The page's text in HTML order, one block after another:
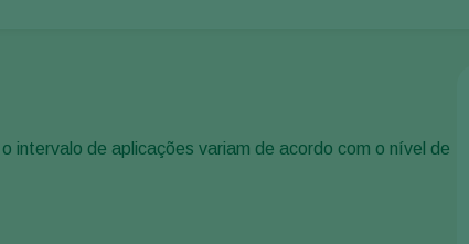
intervalo de aplicações variam de acordo com o nível de